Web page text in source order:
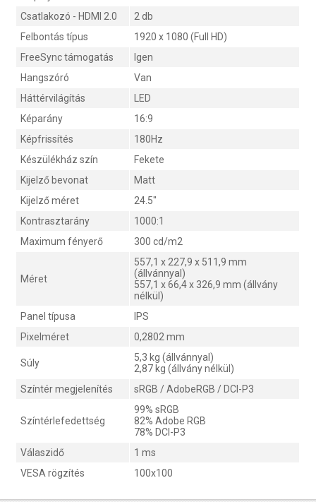
Csatlakozó - HDMI 2.0
2 db
Felbontás típus
1920 x 1080 (Full HD)
FreeSync támogatás
Igen
Hangszóró
Van
Háttérvilágítás
LED
Képarány
16:9
Képfrissítés
180Hz
Készülékház szín
Fekete
Kijelző bevonat
Matt
Kijelző méret
24.5"
Kontrasztarány
1000:1
Maximum fényerő
300 cd/m2
Méret
557,1 x 227,9 x 511,9 mm
(állvánnyal)
557,1 x 66,4 x 326,9 mm (állvány
nélkül)
Panel típusa
IPS
Pixelméret
0,2802 mm
Súly
5,3 kg (állvánnyal)
2,87 kg (állvány nélkül)
Színtér megjelenítés
sRGB / AdobeRGB / DCI-P3
Színtérlefedettség
99% sRGB
82% Adobe RGB
78% DCI-P3
Válaszidő
1 ms
VESA rögzítés
100x100